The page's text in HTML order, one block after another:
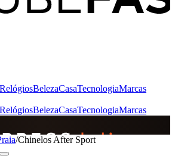
RelógiosBelezaCasaTecnologiaMarcas
RelógiosBelezaCasaTecnologiaMarcas
/Chinelos After Sport